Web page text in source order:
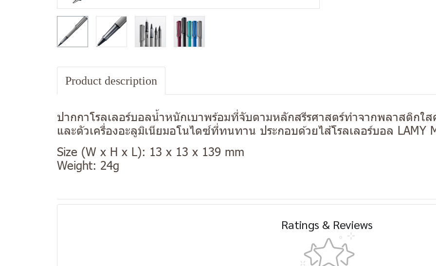
Product description
ปากกาโรลเลอร์บอลน้ำหนักเบาพร้อมที่จับตามหลักสรีรศาสตร์ทำจากพลาสติก
และตัวเครื่องอะลูมิเนียมอโนไดซ์ที่ทนทาน ประกอบด้วยไส้โรลเลอร์บอล LAMY
Size (W x H x L): 13 x 13 x 139 mm
Weight: 24g
Ratings & Reviews